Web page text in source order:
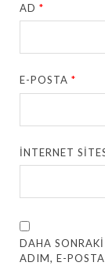
AD*
E-POSTA*
İNTERNET
DAHA
ADIM, E-